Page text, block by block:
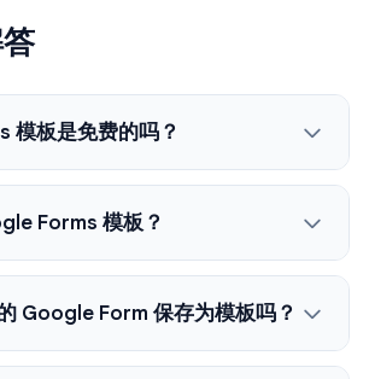
模板是免费的吗？
Forms 模板？
Google Form 保存为模板吗？